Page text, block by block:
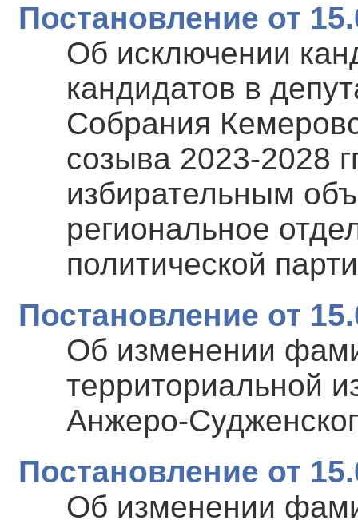
Постановление от
Об исключении
кандидатов в
Собрания
созыва 2023-2028
избирательным
региональное
политической
Постановление от
Об изменении
территориальной
Анжеро-
Постановление от
Об изменении